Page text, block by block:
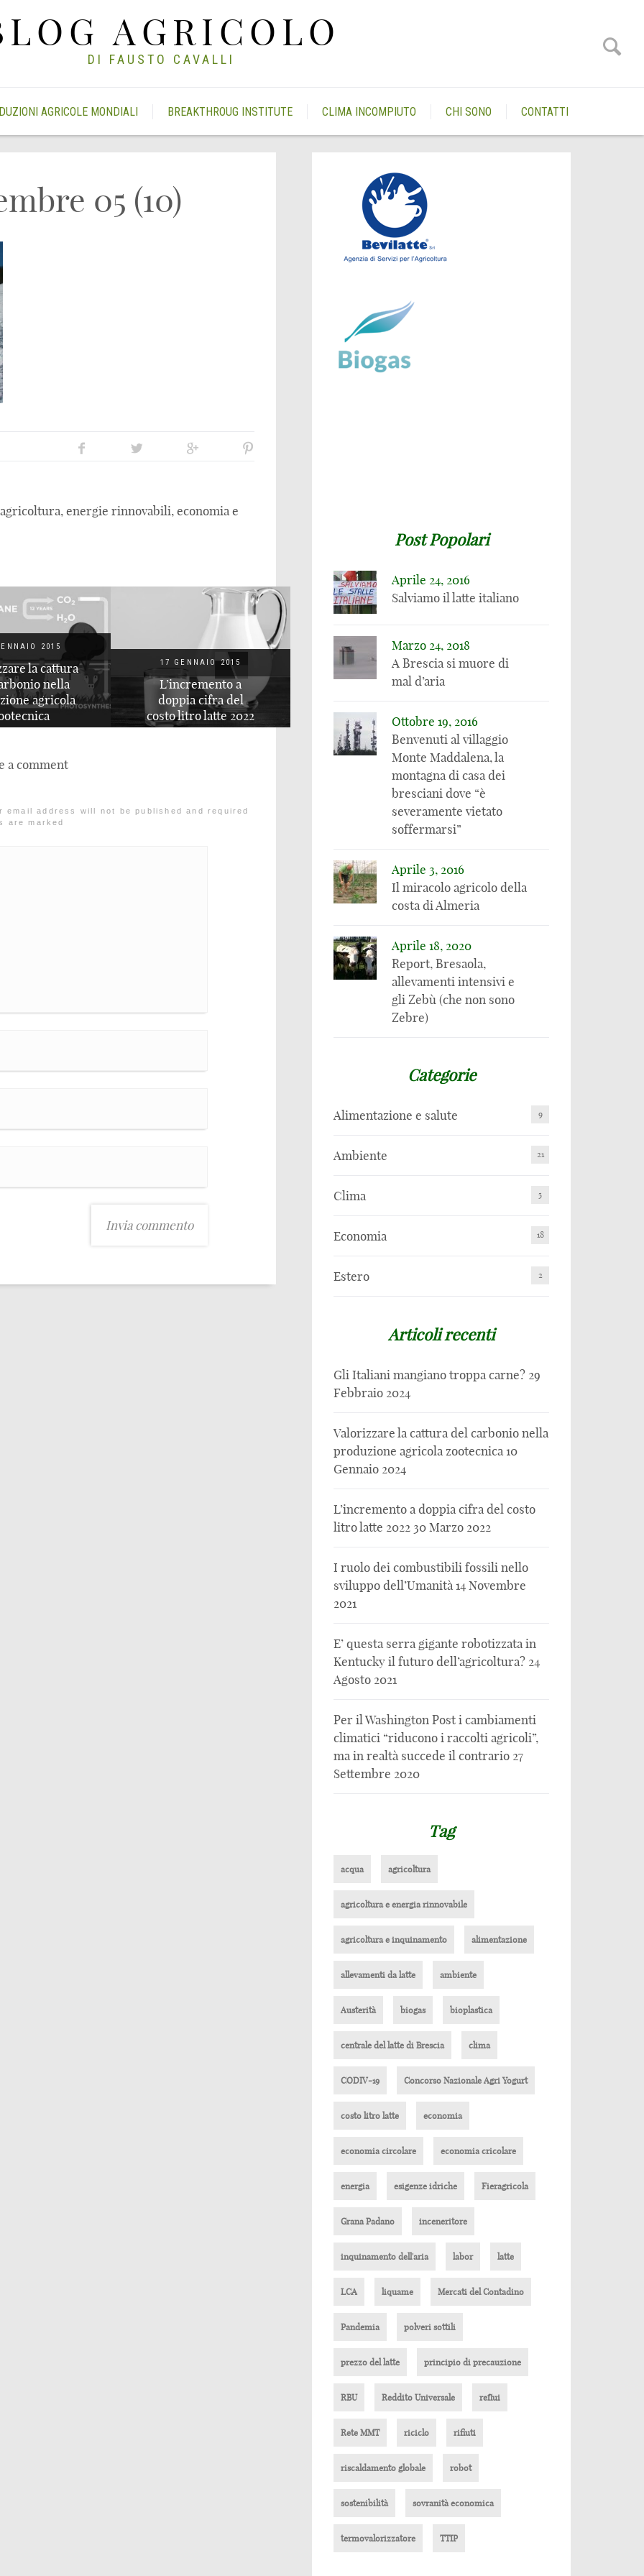
AGRICOLO
DI FAUSTO CAVALLI
AGRICOLE MONDIALI BREAKTHROUG INSTITUTE CLIMA INCOMPIUTO CHI SONO CONTATTI
05 (10)
energie rinnovabili, economia e
2015
a
cifra del
latte 2022
I ruolo dei
combustibili fossili
nello sviluppo
dell’Umanità
17 GENNAIO 2015
E’ questa serra
gigante robotizzata
dell’agricoltura?
climatici “riducono i
a comment
email address will not be published and required
are marked
Post Popolari
Aprile 24, 2016
Salviamo il latte italiano
Marzo 24, 2018
A Brescia si muore di
mal d’aria
Ottobre 19, 2016
Benvenuti al villaggio
Monte Maddalena, la
montagna di casa dei
bresciani dove “è
severamente vietato
soffermarsi”
Aprile 3, 2016
Il miracolo agricolo della
costa di Almeria
Aprile 18, 2020
Report, Bresaola,
allevamenti intensivi e
gli Zebù (che non sono
Zebre)
Categorie
Alimentazione e salute 9
Ambiente 21
Clima 5
Economia 18
Estero 2
Articoli recenti
Gli Italiani mangiano troppa carne? 29
Febbraio 2024
Valorizzare la cattura del carbonio nella
produzione agricola zootecnica 10
Gennaio 2024
L’incremento a doppia cifra del costo
litro latte 2022 30 Marzo 2022
I ruolo dei combustibili fossili nello
sviluppo dell’Umanità 14 Novembre
2021
E’ questa serra gigante robotizzata in
Kentucky il futuro dell’agricoltura? 24
Agosto 2021
Per il Washington Post i cambiamenti
climatici “riducono i raccolti agricoli”,
ma in realtà succede il contrario 27
Settembre 2020
Tag
acqua agricoltura
agricoltura e energia rinnovabile
agricoltura e inquinamento alimentazione
allevamenti da latte ambiente
Austerità biogas bioplastica
centrale del latte di Brescia clima
CODIV-19 Concorso Nazionale Agri Yogurt
costo litro latte economia
economia circolare economia cricolare
energia esigenze idriche Fieragricola
Grana Padano inceneritore
inquinamento dell'aria labor latte
LCA liquame Mercati del Contadino
Pandemia polveri sottili
prezzo del latte principio di precauzione
RBU Reddito Universale reflui
Rete MMT riciclo rifiuti
riscaldamento globale robot
sostenibilità sovranità economica
termovalorizzatore TTIP